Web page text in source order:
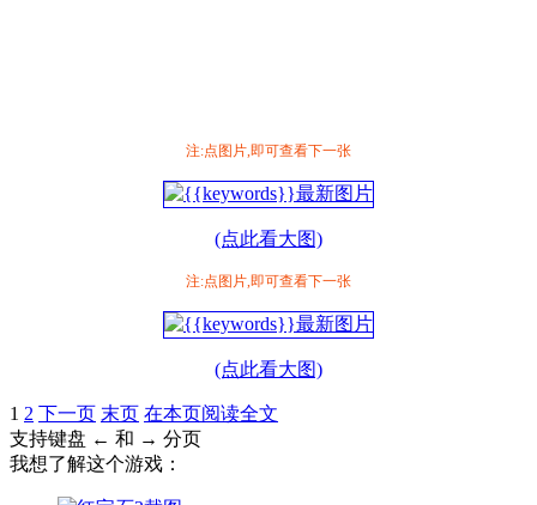
注:点图片,即可查看下一张
(点此看大图)
注:点图片,即可查看下一张
(点此看大图)
1 2 下一页 末页 在本页阅读全文
支持键盘 ← 和 → 分页
我想了解这个游戏：